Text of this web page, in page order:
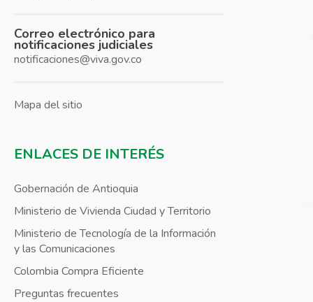
Correo electrónico para
notificaciones judiciales
notificaciones@viva.gov.co
Mapa del sitio
ENLACES DE INTERÉS
Gobernación de Antioquia
Ministerio de Vivienda Ciudad y Territorio
Ministerio de Tecnología de la Información
y las Comunicaciones
Colombia Compra Eficiente
Preguntas frecuentes